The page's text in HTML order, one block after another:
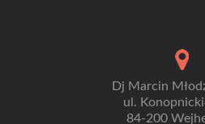
Dj Marcin
ul.
84-200